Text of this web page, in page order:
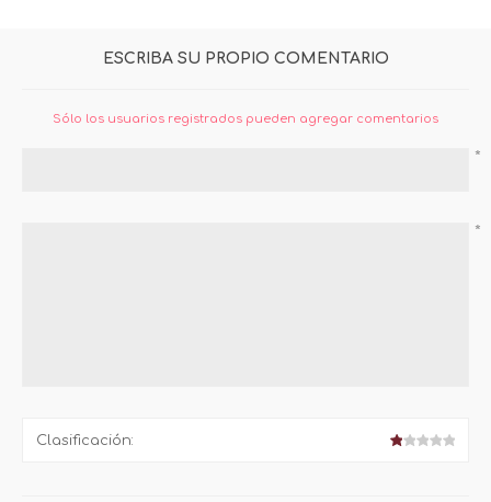
ESCRIBA SU PROPIO COMENTARIO
Sólo los usuarios registrados pueden agregar comentarios
*
*
Clasificación: